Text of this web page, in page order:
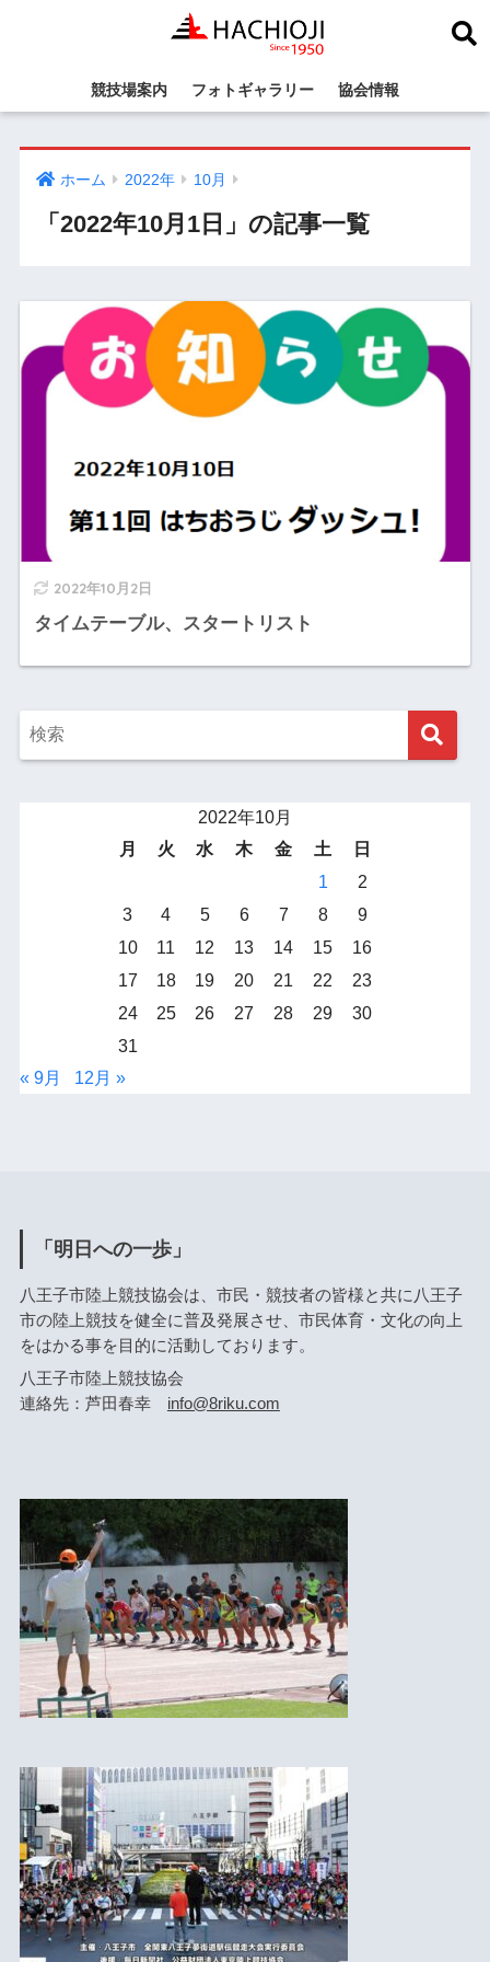
競技場案内 フォトギャラリー 協会情報
ホーム 2022年 10月
「2022年10月1日」の記事一覧
2022年10月2日
タイムテーブル、スタートリスト
2022年10月
月
火 水 木 金 土
日
1
2
3
4 5 6 7 8
9
10
11 12 13 14 15
16
17
18 19 20 21 22
23
24
25 26 27 28 29
30
31
« 9月
12月 »
「明日への一歩」
八王子市陸上競技協会は、市民・競技者の皆様と共に八王子
市の陸上競技を健全に普及発展させ、市民体育・文化の向上
をはかる事を目的に活動しております。
八王子市陸上競技協会
連絡先：芦田春幸 info@8riku.com